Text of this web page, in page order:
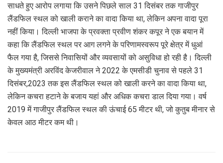
साधते हुए आरोप लगाया कि उसने पिछले साल 31 दिसंबर तक गाजीपुर
लैंडफिल स्थल को खाली कराने का वादा किया था, लेकिन अपना वादा पूरा
नहीं किया। दिल्ली भाजपा के प्रवक्ता प्रवीण शंकर कपूर ने एक बयान में
कहा कि लैंडफिल स्थल पर आग लगने के परिणामस्वरूप पूरे क्षेत्र में धुआं
फैल गया है, जिससे निवासियों और व्यवसायों को असुविधा हो रही है। दिल्ली
के मुख्यमंत्री अरविंद केजरीवाल ने 2022 के एमसीडी चुनाव से पहले 31
दिसंबर,2023 तक इस लैंडफिल स्थल को खाली करने का वादा किया था,
लेकिन कचरा हटाने के बजाय यहां और अधिक कचरा डाल दिया गया। वर्ष
2019 में गाजीपुर लैंडफिल स्थल की ऊंचाई 65 मीटर थी, जो कुतुब मीनार से
केवल आठ मीटर कम थी।